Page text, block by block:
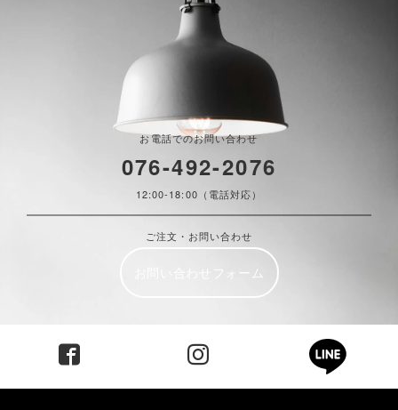
お電話でのお問い合わせ
076-492-2076
12:00-18:00（電話対応）
ご注文・お問い合わせ
お問い合わせフォーム